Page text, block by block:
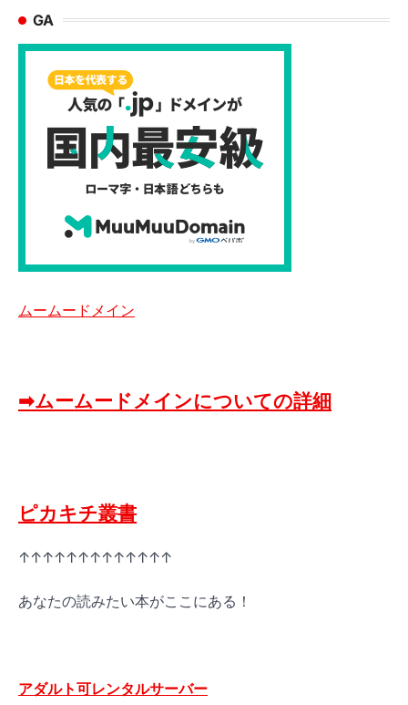
GA
ムームードメイン
➡ムームードメインについての詳細
ピカキチ叢書
↑↑↑↑↑↑↑↑↑↑↑↑↑
あなたの読みたい本がここにある！
アダルト可レンタルサーバー